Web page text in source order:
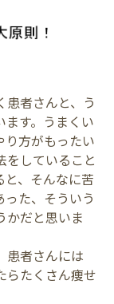
患者さんと、う
ます。うまくい
り方がもったい
をしていること
、そんなに苦
た、そういう
かだと思いま
患者さんには
らたくさん痩せ